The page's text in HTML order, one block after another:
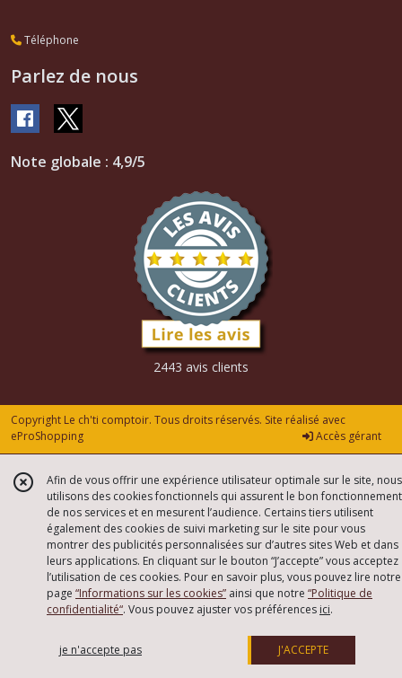
Téléphone
Parlez de nous
Note globale : 4,9/5
2443 avis clients
Copyright Le ch'ti comptoir. Tous droits réservés. Site réalisé avec
eProShopping
Accès gérant
Afin de vous offrir une expérience utilisateur optimale sur le site, nous
utilisons des cookies fonctionnels qui assurent le bon fonctionnement
de nos services et en mesurent l’audience. Certains tiers utilisent
également des cookies de suivi marketing sur le site pour vous
montrer des publicités personnalisées sur d’autres sites Web et dans
leurs applications. En cliquant sur le bouton “J’accepte” vous acceptez
l’utilisation de ces cookies. Pour en savoir plus, vous pouvez lire notre
page “Informations sur les cookies” ainsi que notre “Politique de
confidentialité“. Vous pouvez ajuster vos préférences ici.
je n'accepte pas J'ACCEPTE